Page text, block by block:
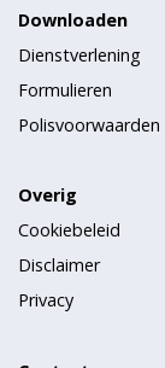
Downloaden
Dienstverlening
Formulieren
Polisvoorwaarden
Overig
Cookiebeleid
Disclaimer
Privacy